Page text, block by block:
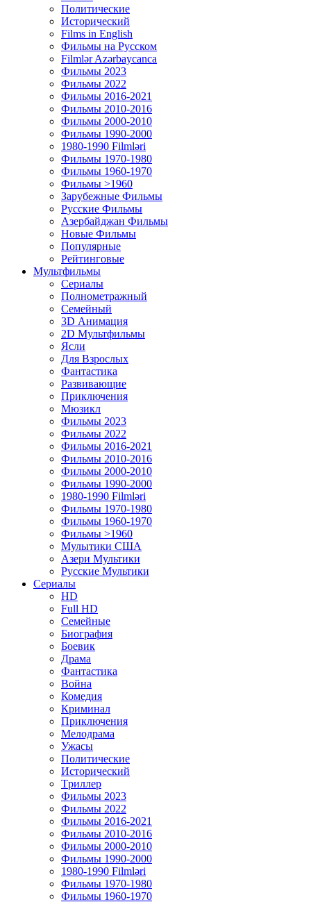
Политические
Исторический
Films in English
Фильмы на Русском
Filmlər Azərbaycanca
Фильмы 2023
Фильмы 2022
Фильмы 2016-2021
Фильмы 2010-2016
Фильмы 2000-2010
Фильмы 1990-2000
1980-1990 Filmləri
Фильмы 1970-1980
Фильмы 1960-1970
Фильмы >1960
Зарубежные Фильмы
Русские Фильмы
Азербайджан Фильмы
Новые Фильмы
Популярные
Рейтинговые
Мультфильмы
Сериалы
Полнометражный
Семейный
3D Анимация
2D Мультфильмы
Ясли
Для Взрослых
Фантастика
Развивающие
Приключения
Мюзикл
Фильмы 2023
Фильмы 2022
Фильмы 2016-2021
Фильмы 2010-2016
Фильмы 2000-2010
Фильмы 1990-2000
1980-1990 Filmləri
Фильмы 1970-1980
Фильмы 1960-1970
Фильмы >1960
Мулытики США
Азери Мультики
Русские Мультики
Сериалы
HD
Full HD
Семейные
Биография
Боевик
Драма
Фантастика
Война
Комедия
Криминал
Приключения
Мелодрама
Ужасы
Политические
Исторический
Tриллер
Фильмы 2023
Фильмы 2022
Фильмы 2016-2021
Фильмы 2010-2016
Фильмы 2000-2010
Фильмы 1990-2000
1980-1990 Filmləri
Фильмы 1970-1980
Фильмы 1960-1970